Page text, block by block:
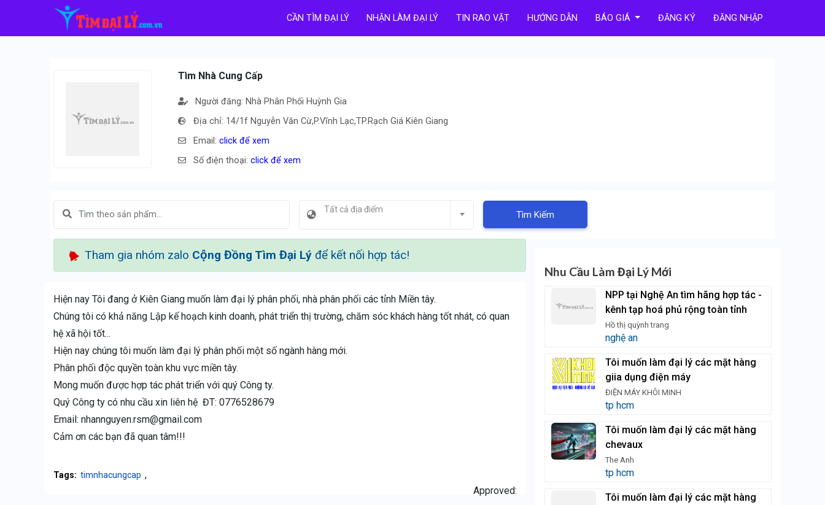
CẦN TÌM ĐẠI LÝ NHẬN LÀM ĐẠI LÝ TIN RAO VẶT HƯỚNG DẪN BÁO GIÁ ĐĂNG KÝ ĐĂNG NHẬP
Tìm Nhà Cung Cấp
Người đăng: Nhà Phân Phối Huỳnh Gia
Địa chỉ: 14/1f Nguyễn Văn Cừ,P.Vĩnh Lạc,TP.Rạch Giá Kiên Giang
Email:click để xem
Số điện thoại:click để xem
Tất cả địa điểm Tìm Kiếm
Tham gia nhóm zalo Cộng Đồng Tìm Đại Lý để kết nối hợp tác!
Hiện nay Tôi đang ở Kiên Giang muốn làm đại lý phân phối, nhà phân phối các tỉnh Miền tây.
Chúng tôi có khả năng Lập kế hoạch kinh doanh, phát triển thị trường, chăm sóc khách hàng tốt nhát, có quan
hệ xã hội tốt...
Hiện nay chúng tôi muốn làm đại lý phân phối một số ngành hàng mới.
Phân phối độc quyền toàn khu vực miền tây.
Mong muốn được hợp tác phát triển với quý Công ty.
Quý Công ty có nhu cầu xin liên hệ ĐT: 0776528679
Email: nhannguyen.rsm@gmail.com
Cảm ơn các bạn đã quan tâm!!!
Tags: timnhacungcap ,
Approved:
Nhu Cầu Làm Đại Lý Mới
NPP tại Nghệ An tìm hãng hợp tác -
kênh tạp hoá phủ rộng toàn tỉnh
Hồ thị quỳnh trang
nghệ an
Tôi muốn làm đại lý các mặt hàng
giia dụng điện máy
ĐIỆN MÁY KHÔI MINH
tp hcm
Tôi muốn làm đại lý các mặt hàng
chevaux
The Anh
tp hcm
Tôi muốn làm đại lý các mặt hàng